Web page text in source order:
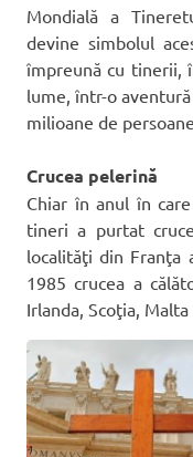
Mondială a
devine simbolul
împreună cu tinerii,
lume, într-o
milioane de persoane.
Crucea pelerină
Chiar în anul în
tineri a purtat
localităţi din Franţa
1985 crucea a
Irlanda, Scoţia, Malta